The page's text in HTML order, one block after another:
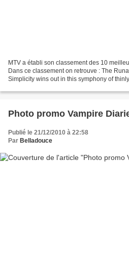
MTV a établi son classement des 10
Dans ce classement on retrouve : The
Simplicity wins out in this symphony of
Photo promo Vampire
Publié le 21/12/2010 à 22:58
Par Belladouce